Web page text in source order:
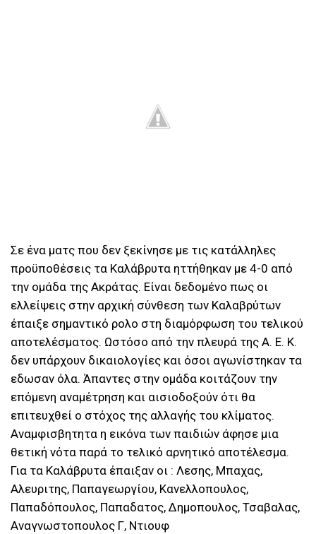
Σε ένα ματς που δεν ξεκίνησε με τις κατάλληλες
προϋποθέσεις τα Καλάβρυτα ηττήθηκαν με 4-0 από
την ομάδα της Ακράτας. Είναι δεδομένο πως οι
ελλείψεις στην αρχική σύνθεση των Καλαβρύτων
έπαιξε σημαντικό ρολο στη διαμόρφωση του τελικού
αποτελέσματος. Ωστόσο από την πλευρά της Α. Ε. Κ.
δεν υπάρχουν δικαιολογίες και όσοι αγωνίστηκαν τα
εδωσαν όλα. Άπαντες στην ομάδα κοιτάζουν την
επόμενη αναμέτρηση και αισιοδοξούν ότι θα
επιτευχθεί ο στόχος της αλλαγής του κλίματος.
Αναμφισβητητα η εικόνα των παιδιών άφησε μια
θετική νότα παρά το τελικό αρνητικό αποτέλεσμα.
Για τα Καλάβρυτα έπαιξαν οι : Λεσης, Μπαχας,
Αλευριτης, Παπαγεωργίου, Κανελλοπουλος,
Παπαδόπουλος, Παπαδατος, Δημοπουλος, Τσαβαλας,
Αναγνωστοπουλος Γ, Ντιουφ